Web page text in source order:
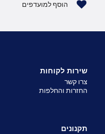
הוסף למועדפים
שירות לקוחות
צרו קשר
החזרות והחלפות
תקנונים